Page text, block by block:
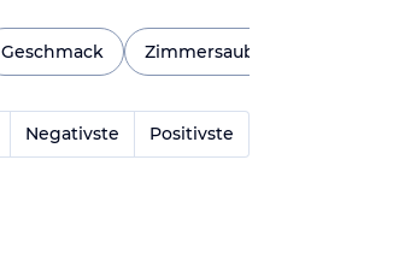
Geschmack Zimmersauberkeit
Negativste Positivste